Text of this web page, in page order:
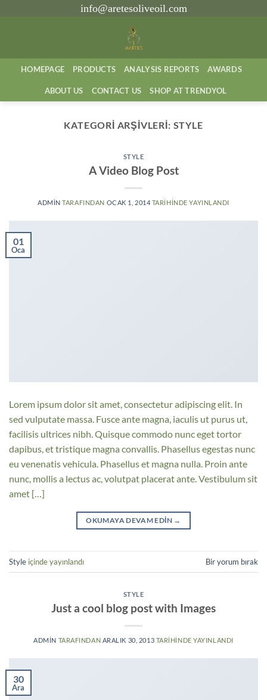
info@aretesoliveoil.com
HOMEPAGE PRODUCTS ANALYSIS REPORTS AWARDS
ABOUT US CONTACT US SHOP AT TRENDYOL
KATEGORI ARŞIVLERI: STYLE
STYLE
A Video Blog Post
ADMIN TARAFINDAN OCAK 1, 2014TARIHINDE YAYINLANDI
01
Oca
Lorem ipsum dolor sit amet, consectetur adipiscing elit. In
sed vulputate massa. Fusce ante magna, iaculis ut purus ut,
facilisis ultrices nibh. Quisque commodo nunc eget tortor
dapibus, et tristique magna convallis. Phasellus egestas nunc
eu venenatis vehicula. Phasellus et magna nulla. Proin ante
nunc, mollis a lectus ac, volutpat placerat ante. Vestibulum sit
amet […]
OKUMAYA DEVAM EDIN →
Style içinde yayınlandı Bir yorum bırak
STYLE
Just a cool blog post with Images
ADMIN TARAFINDAN ARALIK 30, 2013 TARIHINDE YAYINLANDI
30
Ara